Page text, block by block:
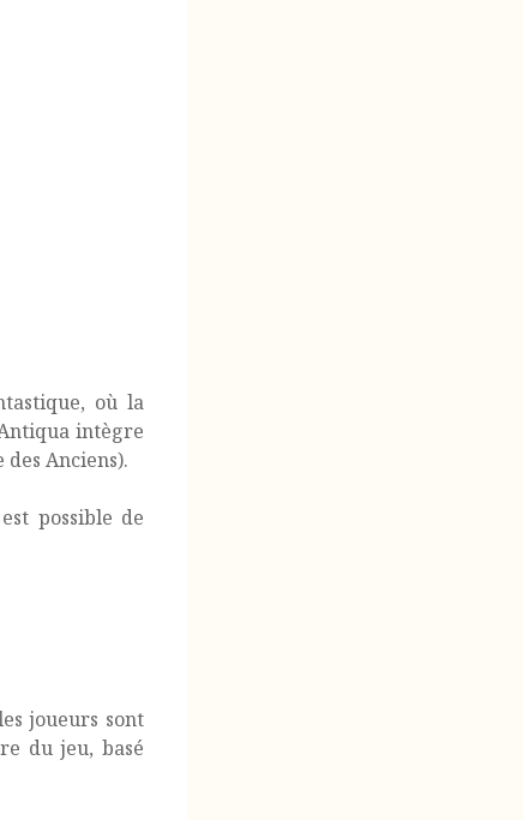
où la
intègre
Anciens).
possible de
joueurs sont
du jeu, basé